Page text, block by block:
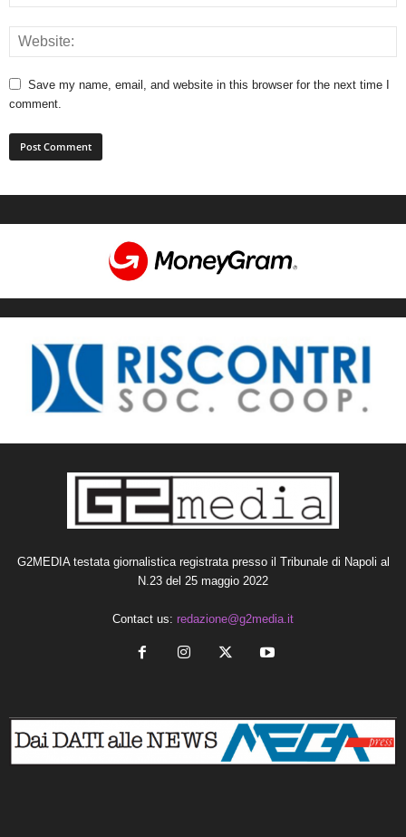
Save my name, email, and website in this browser for the next time I
comment.
G2MEDIA testata giornalistica registrata presso il Tribunale di Napoli al
N.23 del 25 maggio 2022
Contact us: redazione@g2media.it